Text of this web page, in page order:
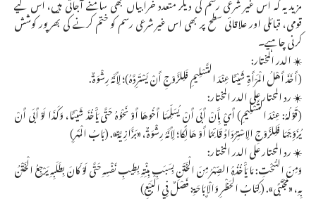
قومی، قبائلی اور علاقائی سطح پر بھی اس غیر شرعی رسم کو ختم کرنے کی بھرپور کوشش
کرنی چاہیے۔
☀️ الدر المختار:
(أَخَذَ أَهْلُ الْمَرْأَةِ شَيْئًا عِنْدَ التَّسْلِيمِ فَلِلزَّوْجِ أَنْ يَسْتَرِدَّهُ)؛ لِأَنَّهُ رِشْوَةٌ.
☀️ رد المحتار على الدر المختار:
(قَوْلُهُ: عِنْدَ التَّسْلِيمِ) أَيْ بِأَنْ أَبَى أَنْ يُسَلِّمَهَا أَخُوهَا أَوْ نَحْوُهُ حَتَّى يَأْخُذَ شَيْئًا، وَكَذَا لَوْ أَبَى أَنْ
يُزَوِّجَهَا فَلِلزَّوْجِ الِاسْتِرْدَادُ قَائِمًا أَوْ هَالِكًا؛ لِأَنَّهُ رِشْوَةٌ، «بَزَّازِيَّةٌ». (بَابُ الْمَهْرِ)
☀️ رد المحتار على الدر المختار:
وَمِنَ السُّحْتِ: مَا يَأْخُذُهُ الصِّهْرُ مِنَ الْخَتَنِ بِسَبَبِ بِنْتِهِ بِطِيبِ نَفْسِهِ حَتَّى لَوْ كَانَ بِطَلَبِهِ يَرْجِعُ الْخَتْنُ
بِهِ، «مُجْتَبًى». (كِتَابُ الْحَظْرِ وَالْإِبَاحَةِ: فَصْلٌ فِي الْبَيْعِ)